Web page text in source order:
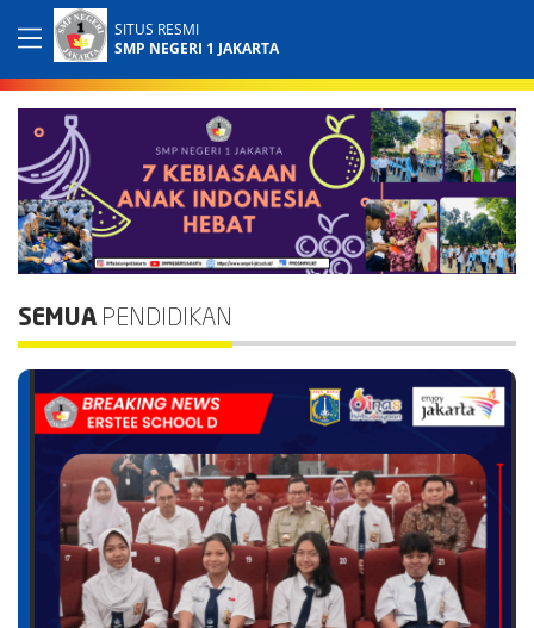
SITUS RESMI
SMP NEGERI 1 JAKARTA
SEMUA PENDIDIKAN